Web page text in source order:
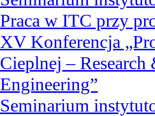
Praca w ITC przy
XV Konferencja
Cieplnej –
Engineering”
Seminarium